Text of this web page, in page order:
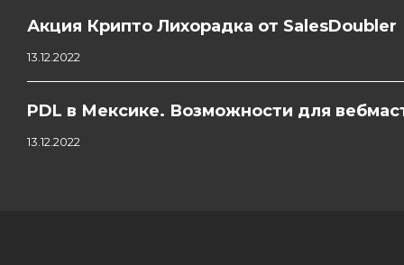
Акция Крипто Лихорадка от SalesDoubler
13.12.2022
PDL в Мексике. Возможности для
13.12.2022